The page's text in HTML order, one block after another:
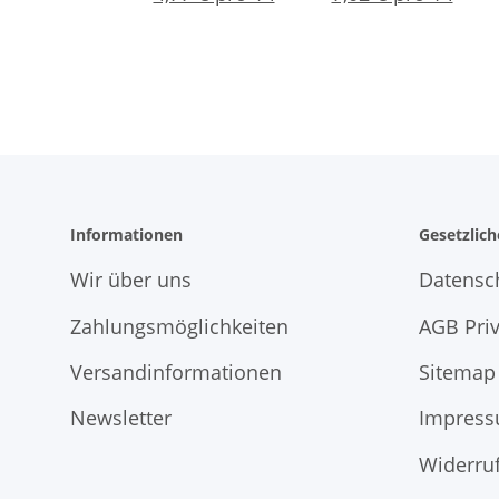
Informationen
Wir über uns
Zahlungsmöglichkeiten
Versandinformationen
Newsletter
AGB
Sitemap